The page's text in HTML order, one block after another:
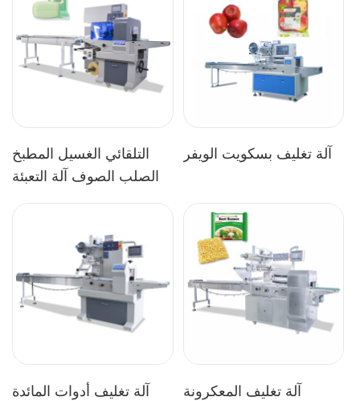
التلقائي الغسيل المطبخ
الصلب الصوف آلة التعبئة
آلة تغليف بسكويت الويفر
آلة تغليف أدوات المائدة
آلة تغليف المعكرونة